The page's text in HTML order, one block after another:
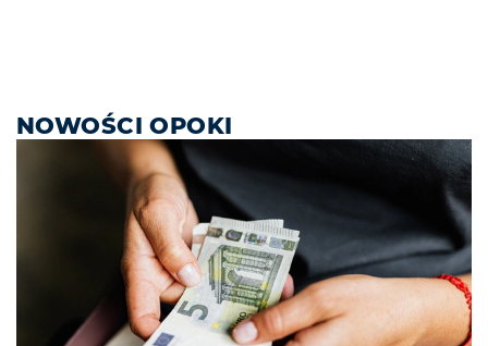
NOWOŚCI OPOKI